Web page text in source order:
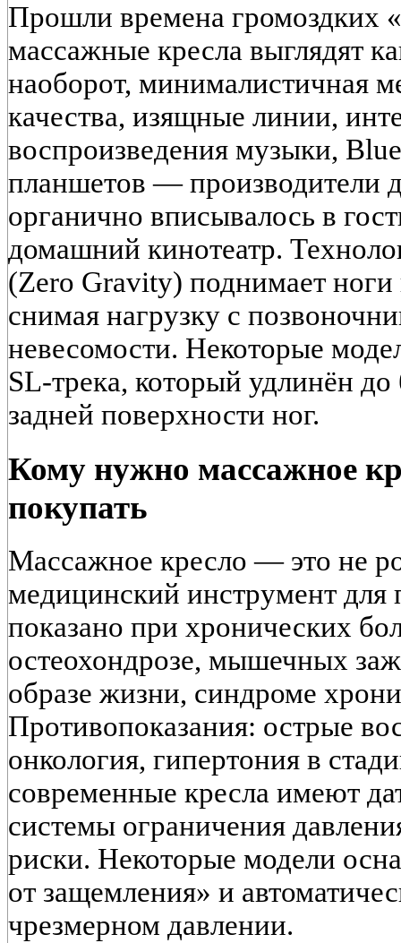
Прошли времена громоздких
массажные кресла выглядят
наоборот, минималистичная
качества, изящные линии,
воспроизведения музыки,
планшетов — производители
органично вписывалось в
домашний кинотеатр.
(Zero Gravity) поднимает
снимая нагрузку с
невесомости. Некоторые
SL-трека, который удлинён
задней поверхности ног.
Кому нужно массажное
покупать
Массажное кресло — это не
медицинский инструмент
показано при хронических
остеохондрозе, мышечных
образе жизни, синдроме
Противопоказания: острые
онкология, гипертония в
современные кресла имеют
системы ограничения
риски. Некоторые модели
от защемления» и
чрезмерном давлении.